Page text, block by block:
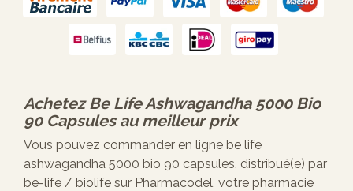
AchetezBe Life Ashwagandha 5000 Bio
90 Capsulesau meilleur prix
Vous pouvez commander en ligne be life
ashwagandha 5000 bio 90 capsules, distribué(e) par
be-life / biolife sur Pharmacodel, votre pharmacie